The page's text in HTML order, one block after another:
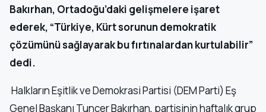
Bakırhan, Ortadoğu’daki gelişmelere işaret
ederek, “Türkiye, Kürt sorunun demokratik
çözümünü sağlayarak bu fırtınalardan kurtulabilir”
dedi.
Halkların Eşitlik ve Demokrasi Partisi (DEM Parti) Eş
Genel Başkanı Tuncer Bakırhan, partisinin haftalık grup